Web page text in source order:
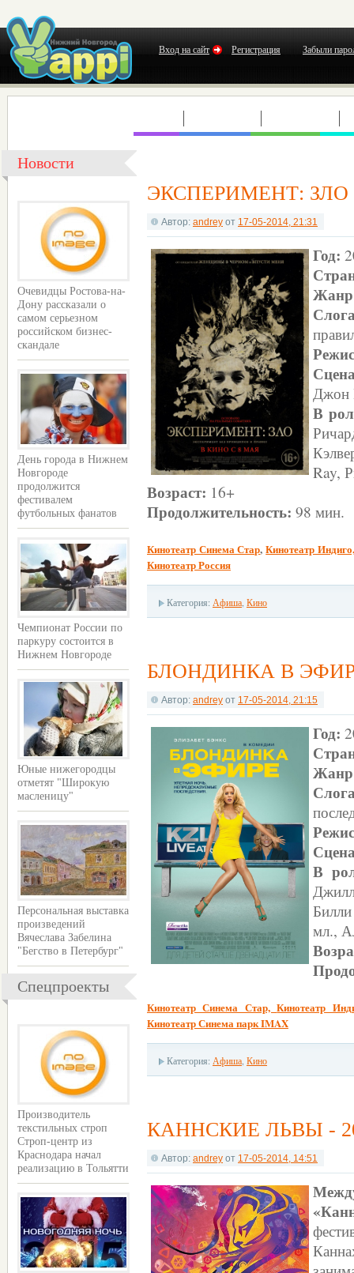
Вход на сайт Регистрация Забыли
Новости
Очевидцы Ростова-на-
Дону рассказали о
самом серьезном
российском бизнес-
скандале
День города в Нижнем
Новгороде
продолжится
фестивалем
футбольных фанатов
Чемпионат России по
паркуру состоится в
Нижнем Новгороде
Юные нижегородцы
отметят "Широкую
масленицу"
Персональная выставка
произведений
Вячеслава Забелина
"Бегство в Петербург"
Спецпроекты
Производитель
текстильных строп
Строп-центр из
Краснодара начал
реализацию в Тольятти
ЭКСПЕРИМЕНТ: ЗЛО
Автор: andrey от 17-05-2014, 21:31
Год:
Джон
В
Ray,
Возраст: 16+
Продолжительность: 98 мин.
Кинотеатр Синема Стар,Кинотеатр
Кинотеатр Россия
Категория: Афиша, Кино
БЛОНДИНКА В
Автор: andrey от 17-05-2014, 21:15
Год:
В
мл.,
Кинотеатр Синема Стар,Кинотеатр
Кинотеатр Синема парк IMAX
Категория: Афиша, Кино
КАННСКИЕ ЛЬВЫ -
Автор: andrey от 17-05-2014, 14:51